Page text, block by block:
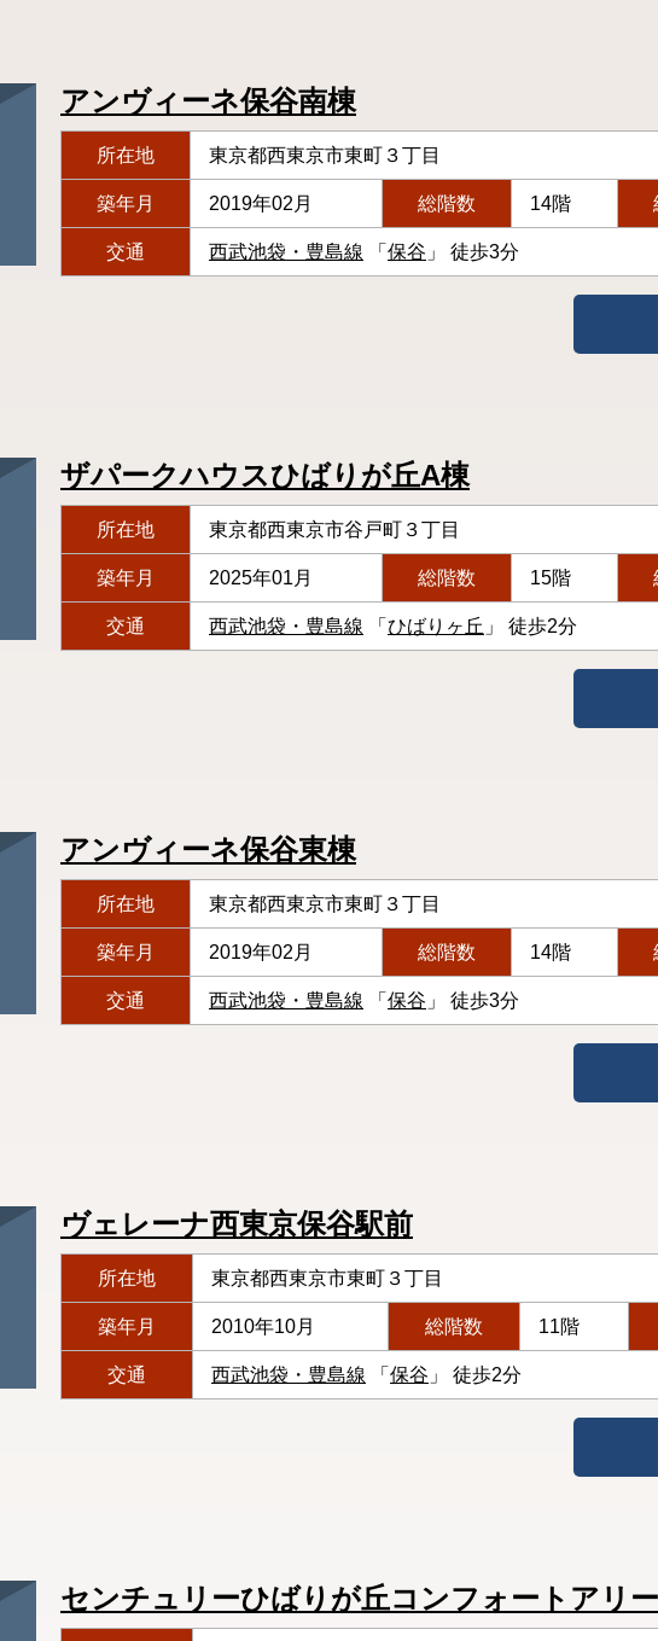
アンヴィーネ保谷南棟
所在地 東京都西東京市東町３丁目
築年月 2019年02月 総階数 14階
交通 西武池袋・豊島線 「 保谷 」 徒歩3分
ザパークハウスひばりが丘A棟
所在地 東京都西東京市谷戸町３丁目
築年月 2025年01月 総階数 15階
交通 西武池袋・豊島線 「 ひばりヶ丘 」 徒歩2分
アンヴィーネ保谷東棟
所在地 東京都西東京市東町３丁目
築年月 2019年02月 総階数 14階
交通 西武池袋・豊島線 「 保谷 」 徒歩3分
ヴェレーナ西東京保谷駅前
所在地 東京都西東京市東町３丁目
築年月 2010年10月 総階数 11階
交通 西武池袋・豊島線 「 保谷 」 徒歩2分
センチュリーひばりが丘コンフォートアリ